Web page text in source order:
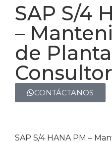
SAP S/4
–
de
Consultor
CONTÁCTANOS
SAP S/4 HANA PM –